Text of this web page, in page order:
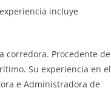
incluye
corredora. Procedente de
Su experiencia en el
e Administradora de